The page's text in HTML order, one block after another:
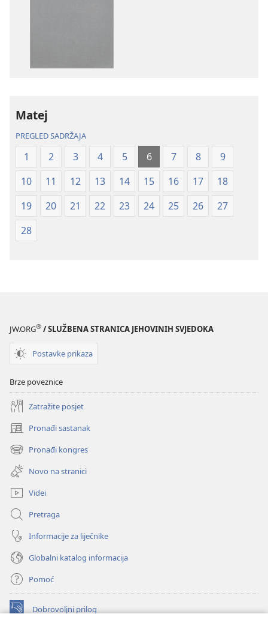
Matej
PREGLED SADRŽAJA
1 2 3 4 5 6 7 8
9
10
11 12 13 14 15 16 17
18
19
20 21 22 23 24 25 26
27
28
JW.ORG® / SLUŽBENA STRANICA JEHOVINIH SVJEDOKA
Postavke prikaza
Brze poveznice
Zatražite posjet
Pronađi sastanak
(otvara
se
novi
prozor)
Pronađi kongres
(otvara
se
novi
prozor)
Novo na stranici
Videi
Pretraga
Informacije za liječnike
Globalni katalog informacija
Pomoć
Dobrovoljni prilog
(otvara